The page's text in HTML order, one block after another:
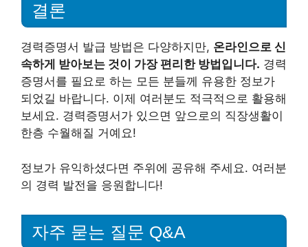
결론
경력증명서 발급 방법은 다양하지만, 온라인으로 신
속하게 받아보는 것이 가장 편리한 방법입니다. 경력
증명서를 필요로 하는 모든 분들께 유용한 정보가
되었길 바랍니다. 이제 여러분도 적극적으로 활용해
보세요. 경력증명서가 있으면 앞으로의 직장생활이
한층 수월해질 거예요!
정보가 유익하셨다면 주위에 공유해 주세요. 여러분
의 경력 발전을 응원합니다!
자주 묻는 질문 Q&A